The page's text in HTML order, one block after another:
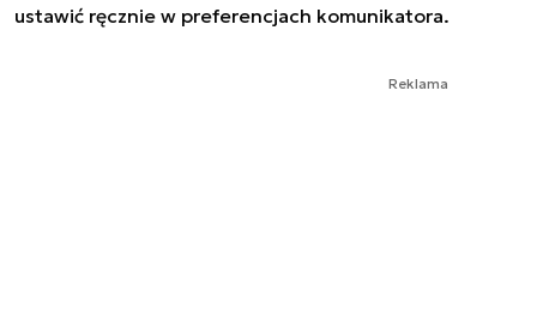
ustawić ręcznie w preferencjach komunikatora.
Reklama